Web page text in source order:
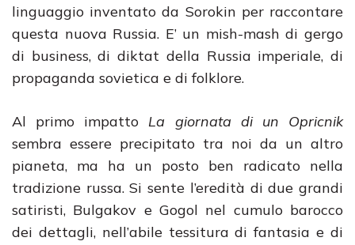
linguaggio inventato da Sorokin per raccontare
questa nuova Russia. E’ un mish-mash di gergo
di business, di diktat della Russia imperiale, di
propaganda sovietica e di folklore.
Al primo impatto La giornata di un Opricnik
sembra essere precipitato tra noi da un altro
pianeta, ma ha un posto ben radicato nella
tradizione russa. Si sente l’eredità di due grandi
satiristi, Bulgakov e Gogol nel cumulo barocco
dei dettagli, nell’abile tessitura di fantasia e di